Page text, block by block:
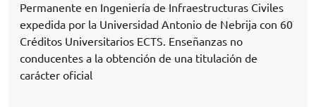
Permanente en Ingeniería de Infraestructuras Civiles
expedida por la Universidad Antonio de Nebrija con 60
Créditos Universitarios ECTS. Enseñanzas no
conducentes a la obtención de una titulación de
carácter oficial